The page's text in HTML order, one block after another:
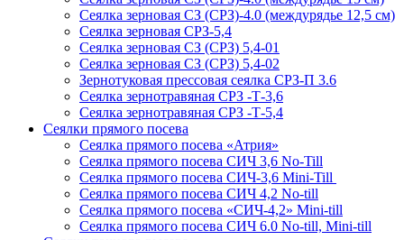
Сеялка зерновая СЗ (СРЗ)-4.0 (междурядье 12,5 см)
Сеялка зерновая СРЗ-5,4
Сеялка зерновая СЗ (СРЗ) 5,4-01
Сеялка зерновая СЗ (СРЗ) 5,4-02
Зернотуковая прессовая сеялка СРЗ-П 3.6
Сеялка зернотравяная СРЗ -Т-3,6
Сеялка зернотравяная СРЗ -Т-5,4
Сеялки прямого посева
Сеялка прямого посева «Атрия»
Сеялка прямого посева СИЧ 3,6 No-Till
Сеялка прямого посева СИЧ-3,6 Mini-Till
Сеялка прямого посева СИЧ 4,2 No-till
Сеялка прямого посева «СИЧ-4,2» Mini-till
Сеялка прямого посева СИЧ 6.0 No-till, Mini-till